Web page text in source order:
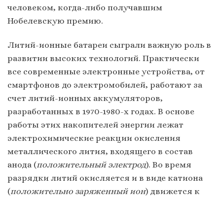
человеком, когда-либо получавшим
Нобелевскую премию.
Литий-ионные батареи сыграли важную роль в
развитии высоких технологий. Практически
все современные электронные устройства, от
смартфонов до электромобилей, работают за
счет литий-ионных аккумуляторов,
разработанных в 1970-1980-х годах. В основе
работы этих накопителей энергии лежат
электрохимические реакции окисления
металлического лития, входящего в состав
анода (положительный электрод). Во время
разрядки литий окисляется и в виде катиона
(положительно заряженный ион) движется к